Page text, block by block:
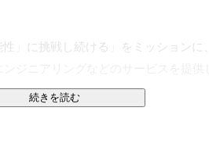
」に挑戦し続ける」をミッションに、
エンジニアやデザイナー。
続きを読む